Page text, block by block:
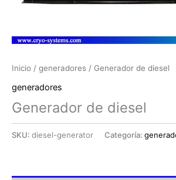
Inicio / generadores / Generador de diesel
generadores
Generador de diesel
SKU: diesel-generator Categoría: